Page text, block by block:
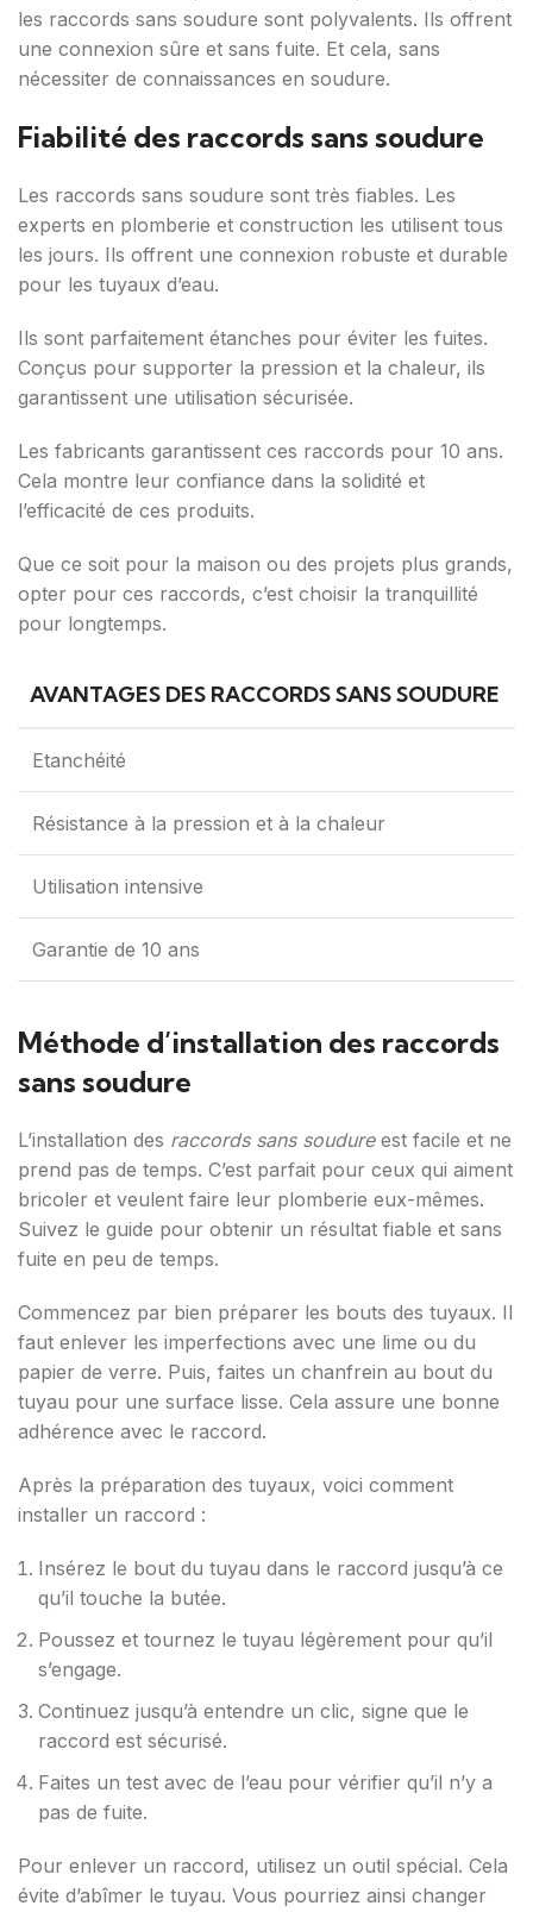
les raccords sans soudure sont polyvalents. Ils offrent
une connexion sûre et sans fuite. Et cela, sans
nécessiter de connaissances en soudure.
Fiabilité des raccords sans soudure
Les raccords sans soudure sont très fiables. Les
experts en plomberie et construction les utilisent tous
les jours. Ils offrent une connexion robuste et durable
pour les tuyaux d’eau.
Ils sont parfaitement étanches pour éviter les fuites.
Conçus pour supporter la pression et la chaleur, ils
garantissent une utilisation sécurisée.
Les fabricants garantissent ces raccords pour 10 ans.
Cela montre leur confiance dans la solidité et
l’efficacité de ces produits.
Que ce soit pour la maison ou des projets plus grands,
opter pour ces raccords, c’est choisir la tranquillité
pour longtemps.
AVANTAGES DES RACCORDS SANS SOUDURE
Etanchéité
Résistance à la pression et à la chaleur
Utilisation intensive
Garantie de 10 ans
Méthode d’installation des raccords
sans soudure
L’installation des raccords sans soudureest facile et ne
prend pas de temps. C’est parfait pour ceux qui aiment
bricoler et veulent faire leur plomberie eux-mêmes.
Suivez le guide pour obtenir un résultat fiable et sans
fuite en peu de temps.
Commencez par bien préparer les bouts des tuyaux. Il
faut enlever les imperfections avec une lime ou du
papier de verre. Puis, faites un chanfrein au bout du
tuyau pour une surface lisse. Cela assure une bonne
adhérence avec le raccord.
Après la préparation des tuyaux, voici comment
installer un raccord :
Insérez le bout du tuyau dans le raccord jusqu’à ce
qu’il touche la butée.
Poussez et tournez le tuyau légèrement pour qu’il
s’engage.
Continuez jusqu’à entendre un clic, signe que le
raccord est sécurisé.
Faites un test avec de l’eau pour vérifier qu’il n’y a
pas de fuite.
Pour enlever un raccord, utilisez un outil spécial. Cela
évite d’abîmer le tuyau. Vous pourriez ainsi changer